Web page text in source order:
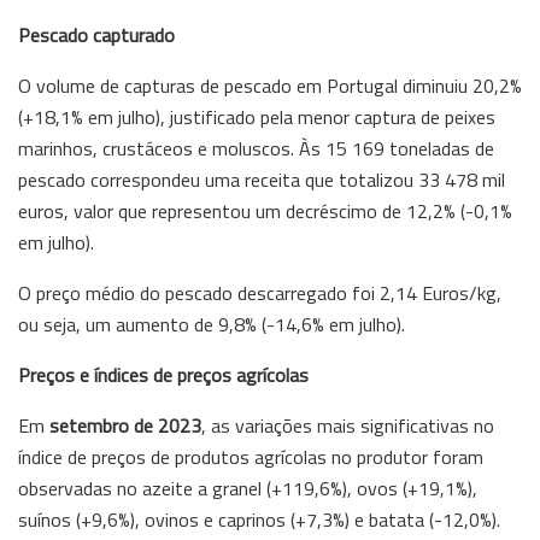
Pescado capturado
O volume de capturas de pescado em Portugal diminuiu 20,2%
(+18,1% em julho), justificado pela menor captura de peixes
marinhos, crustáceos e moluscos. Às 15 169 toneladas de
pescado correspondeu uma receita que totalizou 33 478 mil
euros, valor que representou um decréscimo de 12,2% (-0,1%
em julho).
O preço médio do pescado descarregado foi 2,14 Euros/kg,
ou seja, um aumento de 9,8% (-14,6% em julho).
Preços e índices de preços agrícolas
Em setembro de 2023, as variações mais significativas no
índice de preços de produtos agrícolas no produtor foram
observadas no azeite a granel (+119,6%), ovos (+19,1%),
suínos (+9,6%), ovinos e caprinos (+7,3%) e batata (-12,0%).